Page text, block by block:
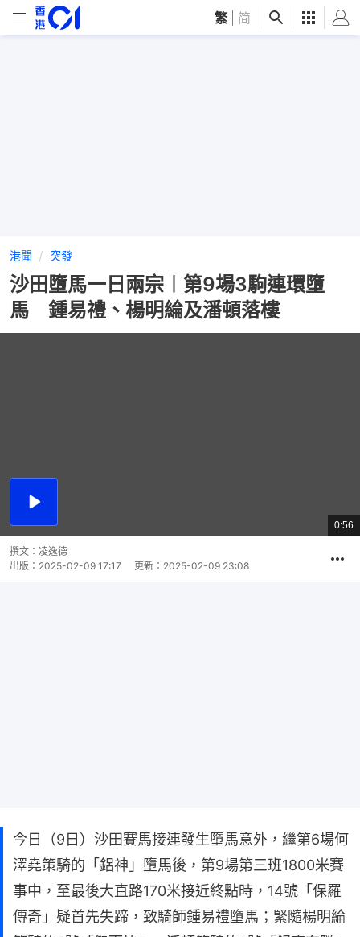
繁 简
港聞 突發
沙田墮馬一日兩宗︱第9場3駒連環墮
馬 鍾易禮、楊明綸及潘頓落樓
播
總
共
0:56
撰文： 凌逸德
出版： 2025-02-09 17:17 更新： 2025-02-09 23:08
今日（9日）沙田賽馬接連發生墮馬意外，繼第6場何
澤堯策騎的「鋁神」墮馬後，第9場第三班1800米賽
事中，至最後大直路170米接近終點時，14號「保羅
傳奇」疑首先失蹄，致騎師鍾易禮墮馬；緊隨楊明綸